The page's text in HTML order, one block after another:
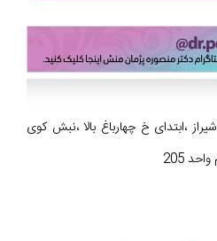
،ابتدای خ چهارباغ بالا ،نبش کوی
205